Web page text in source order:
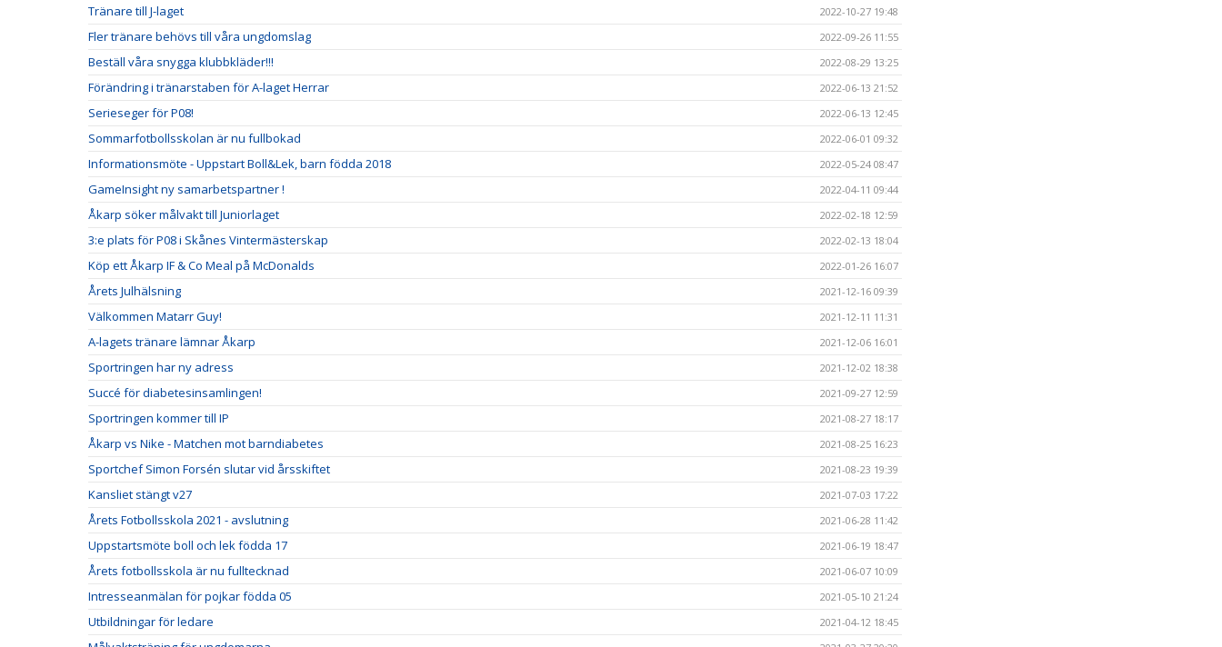
Tränare till J-laget 2022-10-27 19:48
Fler tränare behövs till våra ungdomslag 2022-09-26 11:55
Beställ våra snygga klubbkläder!!! 2022-08-29 13:25
Förändring i tränarstaben för A-laget Herrar 2022-06-13 21:52
Serieseger för P08! 2022-06-13 12:45
Sommarfotbollsskolan är nu fullbokad 2022-06-01 09:32
Informationsmöte - Uppstart Boll&Lek, barn födda 2018 2022-05-24 08:47
GameInsight ny samarbetspartner ! 2022-04-11 09:44
Åkarp söker målvakt till Juniorlaget 2022-02-18 12:59
3:e plats för P08 i Skånes Vintermästerskap 2022-02-13 18:04
Köp ett Åkarp IF & Co Meal på McDonalds 2022-01-26 16:07
Årets Julhälsning 2021-12-16 09:39
Välkommen Matarr Guy! 2021-12-11 11:31
A-lagets tränare lämnar Åkarp 2021-12-06 16:01
Sportringen har ny adress 2021-12-02 18:38
Succé för diabetesinsamlingen! 2021-09-27 12:59
Sportringen kommer till IP 2021-08-27 18:17
Åkarp vs Nike - Matchen mot barndiabetes 2021-08-25 16:23
Sportchef Simon Forsén slutar vid årsskiftet 2021-08-23 19:39
Kansliet stängt v27 2021-07-03 17:22
Årets Fotbollsskola 2021 - avslutning 2021-06-28 11:42
Uppstartsmöte boll och lek födda 17 2021-06-19 18:47
Årets fotbollsskola är nu fulltecknad 2021-06-07 10:09
Intresseanmälan för pojkar födda 05 2021-05-10 21:24
Utbildningar för ledare 2021-04-12 18:45